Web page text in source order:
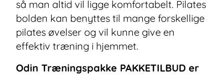
så man altid vil ligge komfortabelt. Pilates
bolden kan benyttes til mange forskellige
pilates øvelser og vil kunne give en
effektiv træning i hjemmet.
Odin Træningspakke PAKKETILBUD er